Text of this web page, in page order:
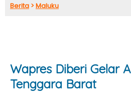
Berita >Maluku
Wapres Diberi Gelar
Tenggara Barat